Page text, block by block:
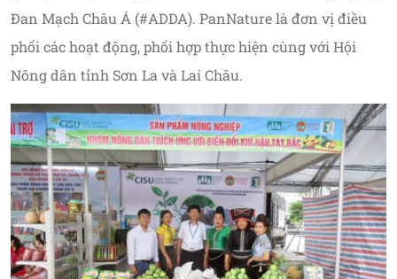
Đan Mạch Châu Á (#ADDA). PanNature là đơn vị điều
phối các hoạt động, phối hợp thực hiện cùng với Hội
Nông dân tỉnh Sơn La và Lai Châu.